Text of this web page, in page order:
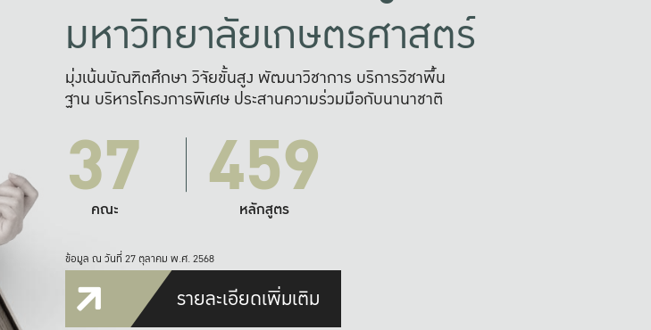
มหาวิทยาลัยเกษตรศาสตร์
มุ่งเน้นบัณฑิตศึกษา วิจัยขั้นสูง พัฒนาวิชาการ บริการวิชาพื้น
ฐาน บริหารโครงการพิเศษ ประสานความร่วมมือกับนานาชาติ
37
คณะ 459
หลักสูตร
ข้อมูล ณ วันที่ 27 ตุลาคม พ.ศ. 2568
รายละเอียดเพิ่มเติม